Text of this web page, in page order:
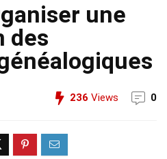
une
des
236 Views 0